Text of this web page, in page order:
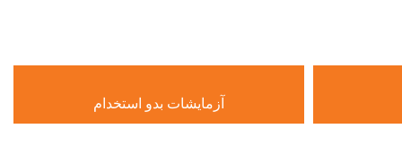
آزمایشات بدو استخدام